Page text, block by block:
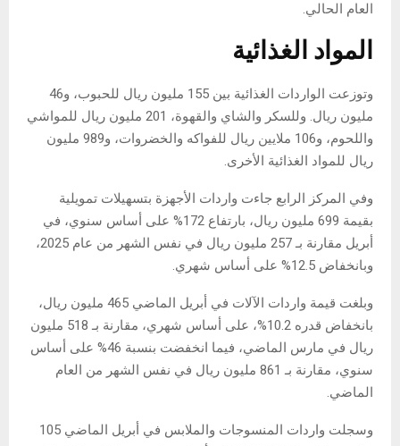
العام الحالي.
المواد الغذائية
وتوزعت الواردات الغذائية بين 155 مليون ريال للحبوب، و46
مليون ريال. وللسكر والشاي والقهوة، 201 مليون ريال للمواشي
واللحوم، و106 ملايين ريال للفواكه والخضروات، و989 مليون
ريال للمواد الغذائية الأخرى.
وفي المركز الرابع جاءت واردات الأجهزة بتسهيلات تمويلية
بقيمة 699 مليون ريال، بارتفاع 172% على أساس سنوي، في
أبريل مقارنة بـ 257 مليون ريال في نفس الشهر من عام 2025،
وبانخفاض 12.5% ​​على أساس شهري.
وبلغت قيمة واردات الآلات في أبريل الماضي 465 مليون ريال،
بانخفاض قدره 10.2%، على أساس شهري، مقارنة بـ 518 مليون
ريال في مارس الماضي، فيما انخفضت بنسبة 46% على أساس
سنوي، مقارنة بـ 861 مليون ريال في نفس الشهر من العام
الماضي.
وسجلت واردات المنسوجات والملابس في أبريل الماضي 105